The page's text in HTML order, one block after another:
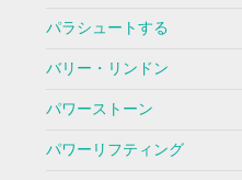
パラシュートする
バリー・リンドン
パワーストーン
パワーリフティング